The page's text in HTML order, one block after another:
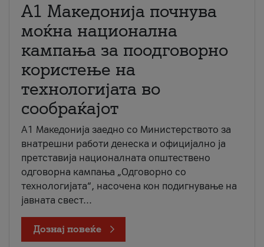
A1 Македонија почнува
моќна национална
кампања за поодговорно
користење на
технологијата во
сообраќајот
A1 Македонија заедно со Министерството за
внатрешни работи денеска и официјално ја
претставија националната општествено
одговорна кампања „Одговорно со
технологијата“, насочена кон подигнување на
јавната свест...
Дознај повеќе